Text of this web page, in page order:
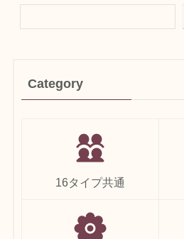
Category
16タイプ共通